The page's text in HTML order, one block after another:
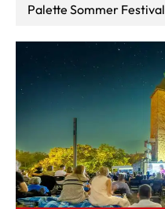
Palette Sommer Festival